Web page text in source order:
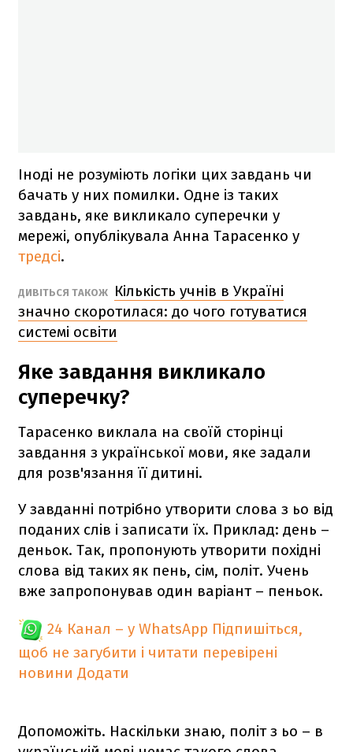
Іноді не розуміють логіки цих завдань чи
бачать у них помилки. Одне із таких
завдань, яке викликало суперечки у
мережі, опублікувала Анна Тарасенко у
тредсі.
ДИВІТЬСЯ ТАКОЖ
Кількість учнів в Україні
значно скоротилася: до чого готуватися
системі освіти
Яке завдання викликало
суперечку?
Тарасенко виклала на своїй сторінці
завдання з української мови, яке задали
для розв'язання її дитині.
У завданні потрібно утворити слова з ьо від
поданих слів і записати їх. Приклад: день –
деньок. Так, пропонують утворити похідні
слова від таких як пень, сім, політ. Учень
вже запропонував один варіант – пеньок.
24 Канал – у WhatsApp Підпишіться,
щоб не загубити і читати перевірені
новини Додати
Допоможіть. Наскільки знаю, політ з ьо – в